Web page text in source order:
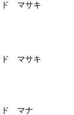
ド マサキ
ド マサキ
ド マナ